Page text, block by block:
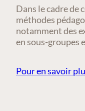
Dans le cadre
méthodes
notamment des
en sous-groupes
Pour en savoir